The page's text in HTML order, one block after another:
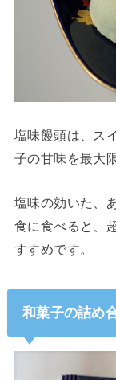
塩味饅頭は、ス
子の甘味を最大
塩味の効いた、
食に食べると、
すすめです。
和菓子の詰め